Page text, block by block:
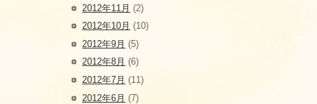
2012年11月 (2)
2012年10月 (10)
2012年9月 (5)
2012年8月 (6)
2012年7月 (11)
2012年6月 (7)